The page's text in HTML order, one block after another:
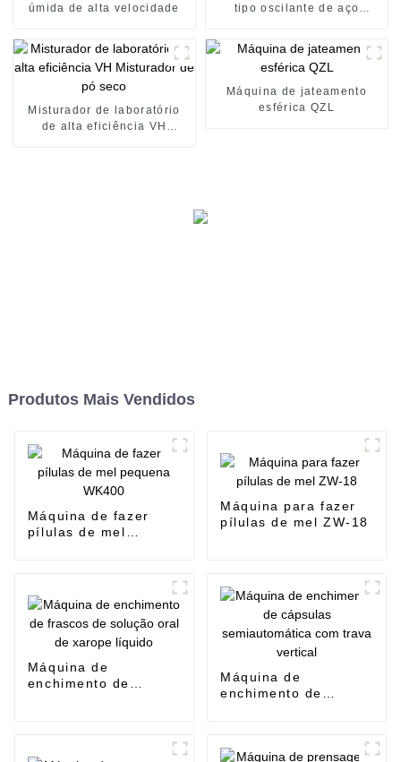
úmida de alta velocidade
tipo oscilante de aço
Misturador de laboratório
de alta eficiência VH
Máquina de jateamento
esférica QZL
Produtos Mais Vendidos
Máquina de fazer
pílulas de mel
Máquina para fazer
pílulas de mel ZW-18
Máquina de
enchimento de
Máquina de
enchimento de